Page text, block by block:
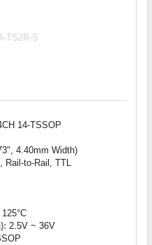
14-TSSOP
4.40mm Width)
Rail-to-Rail, TTL
2.5V ~ 36V